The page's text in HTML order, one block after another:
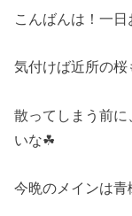
こんばんは！一
気付けば近所の桜
散ってしまう前
いな☘
今晩のメインは青